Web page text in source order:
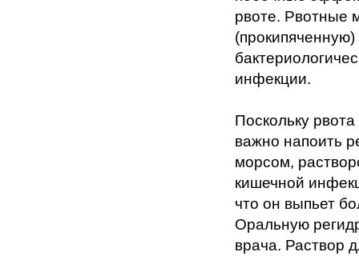
рвоте. Рвотные
инфекции.
Поскольку
важно напоить
морсом,
кишечной
что он выпьет
Оральную
врача. Раствор